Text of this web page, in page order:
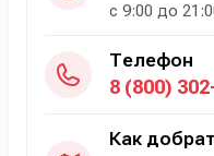
с 9:00 до
Телефон
8 (800)
Как